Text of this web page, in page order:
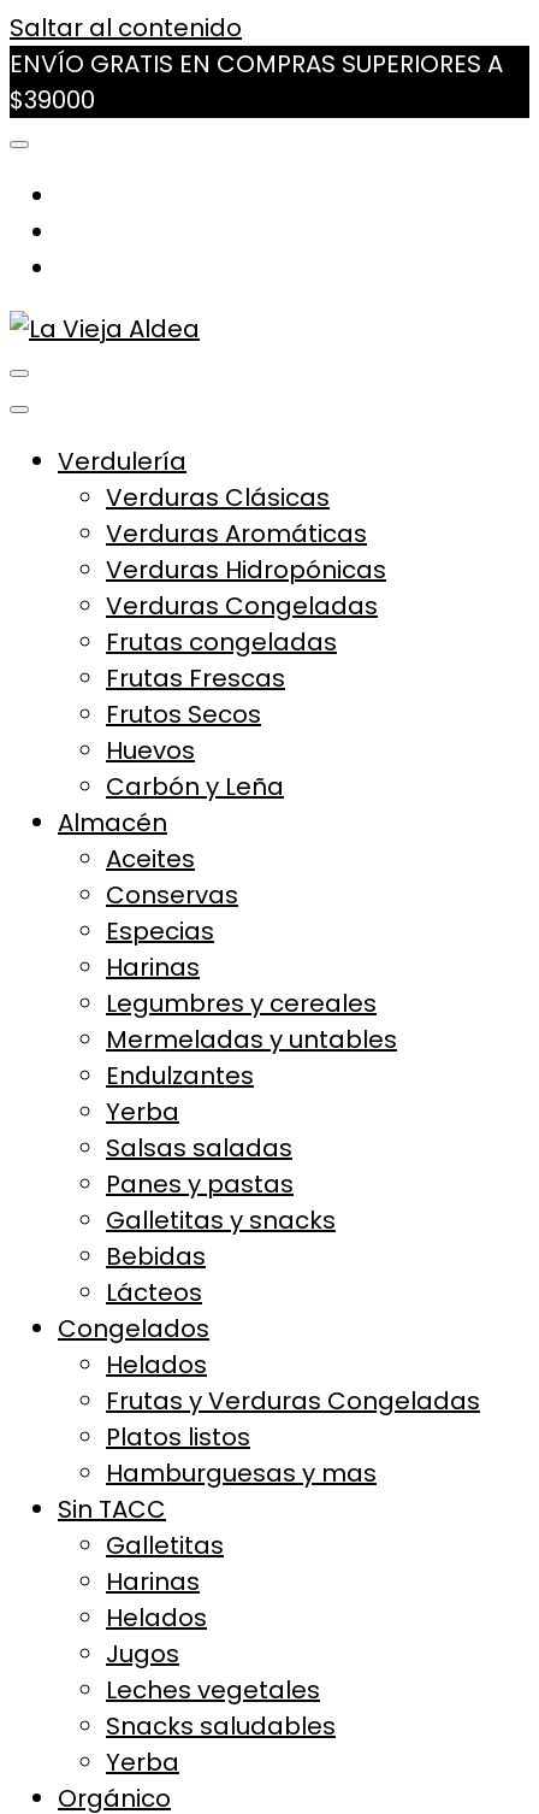
Saltar al contenido
ENVÍO GRATIS EN COMPRAS SUPERIORES A
$39000
Verdulería
Verduras Clásicas
Verduras Aromáticas
Verduras Hidropónicas
Verduras Congeladas
Frutas congeladas
Frutas Frescas
Frutos Secos
Huevos
Carbón y Leña
Almacén
Aceites
Conservas
Especias
Harinas
Legumbres y cereales
Mermeladas y untables
Endulzantes
Yerba
Salsas saladas
Panes y pastas
Galletitas y snacks
Bebidas
Lácteos
Congelados
Helados
Frutas y Verduras Congeladas
Platos listos
Hamburguesas y mas
Sin TACC
Galletitas
Harinas
Helados
Jugos
Leches vegetales
Snacks saludables
Yerba
Orgánico